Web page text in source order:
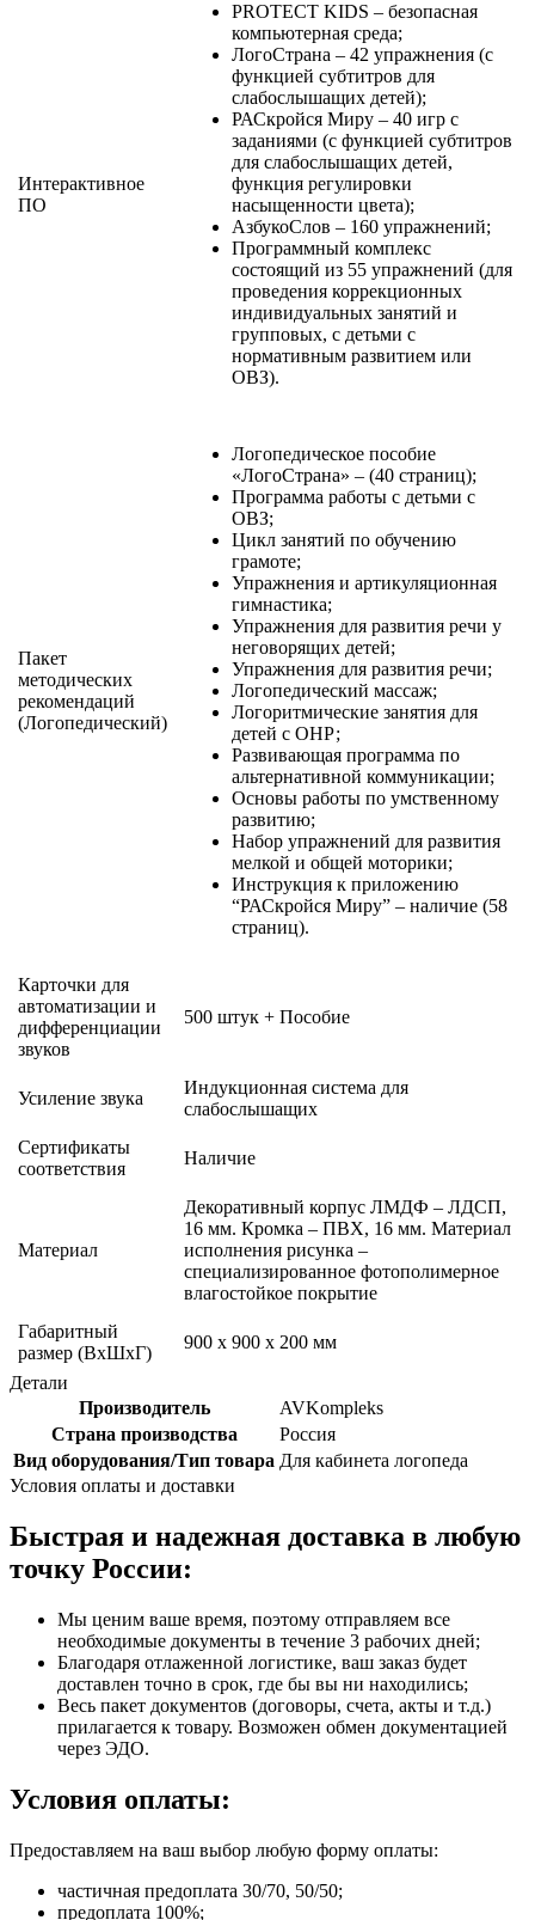
Интерактивное
ПО
PROTECT KIDS – безопасная
компьютерная среда;
ЛогоСтрана – 42 упражнения (с
функцией субтитров для
слабослышащих детей);
РАСкройся Миру – 40 игр с
заданиями (с функцией субтитров
для слабослышащих детей,
функция регулировки
насыщенности цвета);
АзбукоСлов – 160 упражнений;
Программный комплекс
состоящий из 55 упражнений (для
проведения коррекционных
индивидуальных занятий и
групповых, с детьми с
нормативным развитием или
ОВЗ).
Пакет
методических
рекомендаций
(Логопедический)
Логопедическое пособие
«ЛогоСтрана» – (40 страниц);
Программа работы с детьми с
ОВЗ;
Цикл занятий по обучению
грамоте;
Упражнения и артикуляционная
гимнастика;
Упражнения для развития речи у
неговорящих детей;
Упражнения для развития речи;
Логопедический массаж;
Логоритмические занятия для
детей с ОНР;
Развивающая программа по
альтернативной коммуникации;
Основы работы по умственному
развитию;
Набор упражнений для развития
мелкой и общей моторики;
Инструкция к приложению
“РАСкройся Миру” – наличие (58
страниц).
Карточки для
автоматизации и
дифференциации
звуков
500 штук + Пособие
Усиление звука
Индукционная система для
слабослышащих
Сертификаты
соответствия
Наличие
Материал
Декоративный корпус ЛМДФ – ЛДСП,
16 мм. Кромка – ПВХ, 16 мм. Материал
исполнения рисунка –
специализированное фотополимерное
влагостойкое покрытие
Габаритный
размер (ВхШхГ)
900 х 900 х 200 мм
Детали
Производитель
AVKompleks
Страна производства
Россия
Вид оборудования/Тип товара Для кабинета логопеда
Условия оплаты и доставки
Быстрая и надежная доставка в любую
точку России:
Мы ценим ваше время, поэтому отправляем все
необходимые документы в течение 3 рабочих дней;
Благодаря отлаженной логистике, ваш заказ будет
доставлен точно в срок, где бы вы ни находились;
Весь пакет документов (договоры, счета, акты и т.д.)
прилагается к товару. Возможен обмен документацией
через ЭДО.
Условия оплаты:
Предоставляем на ваш выбор любую форму оплаты:
частичная предоплата 30/70, 50/50;
предоплата 100%;